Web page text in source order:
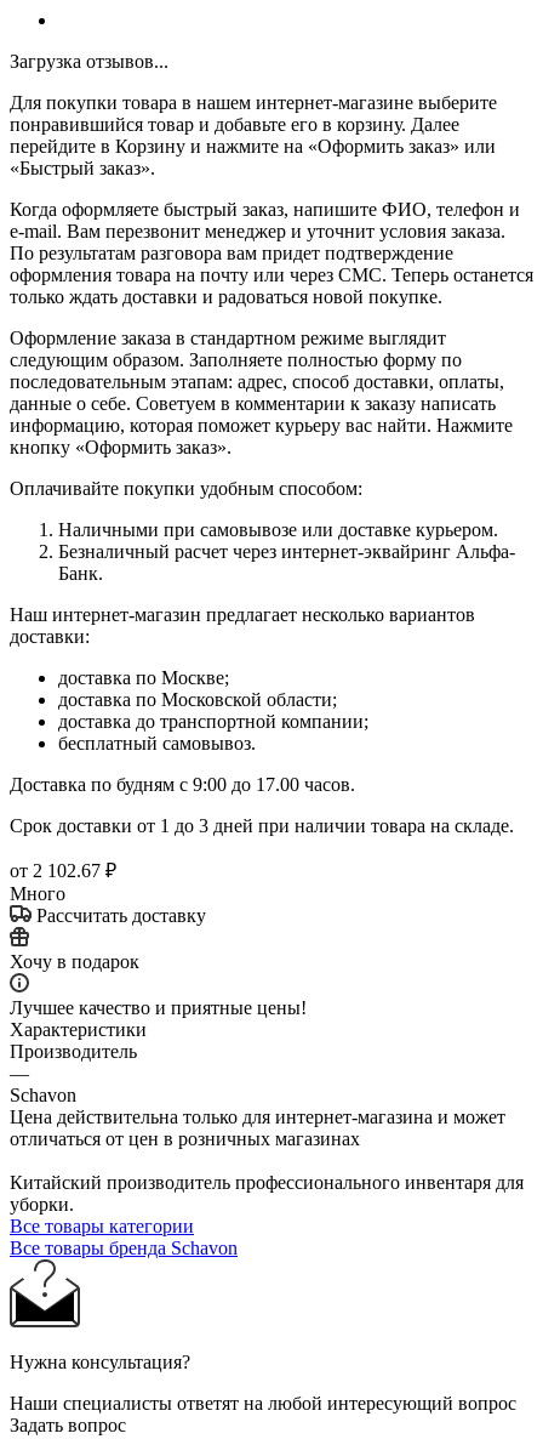
Загрузка отзывов...
Для покупки товара в нашем интернет-магазине выберите
понравившийся товар и добавьте его в корзину. Далее
перейдите в Корзину и нажмите на «Оформить заказ» или
«Быстрый заказ».
Когда оформляете быстрый заказ, напишите ФИО, телефон и
e-mail. Вам перезвонит менеджер и уточнит условия заказа.
По результатам разговора вам придет подтверждение
оформления товара на почту или через СМС. Теперь останется
только ждать доставки и радоваться новой покупке.
Оформление заказа в стандартном режиме выглядит
следующим образом. Заполняете полностью форму по
последовательным этапам: адрес, способ доставки, оплаты,
данные о себе. Советуем в комментарии к заказу написать
информацию, которая поможет курьеру вас найти. Нажмите
кнопку «Оформить заказ».
Оплачивайте покупки удобным способом:
Наличными при самовывозе или доставке курьером.
Безналичный расчет через интернет-эквайринг Альфа-
Банк.
Наш интернет-магазин предлагает несколько вариантов
доставки:
доставка по Москве;
доставка по Московской области;
доставка до транспортной компании;
бесплатный самовывоз.
Доставка по будням с 9:00 до 17.00 часов.
Срок доставки от 1 до 3 дней при наличии товара на складе.
от 2 102.67 ₽
Много
Рассчитать доставку
Хочу в подарок
Лучшее качество и приятные цены!
Характеристики
Производитель
—
Schavon
Цена действительна только для интернет-магазина и может
отличаться от цен в розничных магазинах
Китайский производитель профессионального инвентаря для
уборки.
Все товары категории
Все товары бренда Schavon
Нужна консультация?
Наши специалисты ответят на любой интересующий вопрос
Задать вопрос